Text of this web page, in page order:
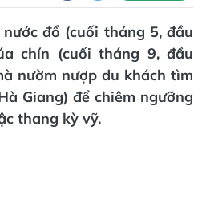
đổ (cuối tháng 5, đầu
chín (cuối tháng 9, đầu
nườm nượp du khách tìm
Giang) để chiêm ngưỡng
thang kỳ vỹ.